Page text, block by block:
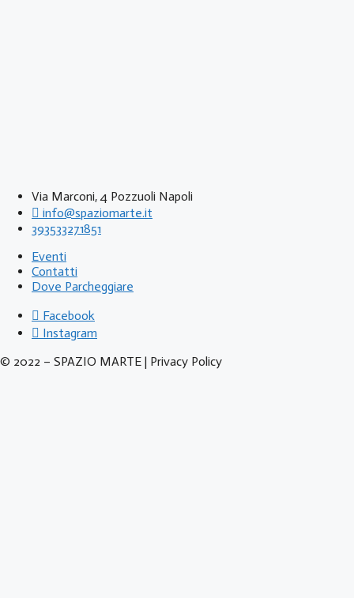
Via Marconi, 4 Pozzuoli Napoli
info@spaziomarte.it
393533271851
Eventi
Contatti
Dove Parcheggiare
Facebook
Instagram
© 2022 – SPAZIO MARTE | Privacy Policy